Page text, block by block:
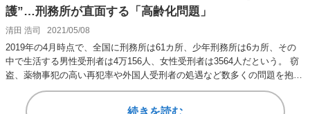
護”…刑務所が直面する「高齢化問題」
清田 浩司 2021/05/08
2019年の4月時点で、全国に刑務所は61カ所、少年刑務所は6カ所、その
中で生活する男性受刑者は4万156人、女性受刑者は3564人だという。 窃
盗、薬物事犯の高い再犯率や外国人受刑者の処遇など数多くの問題を抱え